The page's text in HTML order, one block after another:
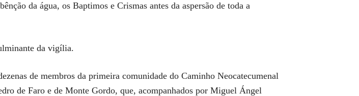
da água, os Baptimos e Crismas antes da aspersão de toda a
da vigília.
de membros da primeira comunidade do Caminho Neocatecumenal
de Faro e de Monte Gordo, que, acompanhados por Miguel Ángel